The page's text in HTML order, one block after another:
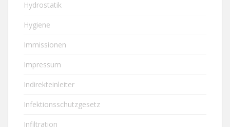
Hydrostatik
Hygiene
Immissionen
Impressum
Indirekteinleiter
Infektionsschutzgesetz
Infiltration